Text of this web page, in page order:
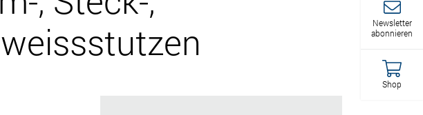
Newsletter
abonnieren
Shop